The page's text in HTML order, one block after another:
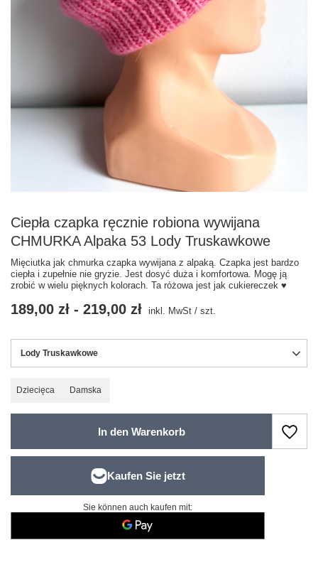
Ciepła czapka ręcznie robiona wywijana
CHMURKA Alpaka 53 Lody Truskawkowe
Mięciutka jak chmurka czapka wywijana z alpaką. Czapka jest bardzo
ciepła i zupełnie nie gryzie. Jest dosyć duża i komfortowa. Mogę ją
zrobić w wielu pięknych kolorach. Ta różowa jest jak cukiereczek ♥
Lody Truskawkowe
Dziecięca Damska
189,00 zł - 219,00 zł inkl. MwSt / szt.
In den Warenkorb
Sie können auch kaufen mit: